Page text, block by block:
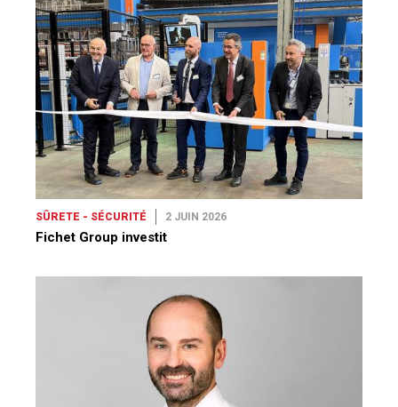
SÛRETE - SÉCURITÉ 2 JUIN 2026
Fichet Group investit